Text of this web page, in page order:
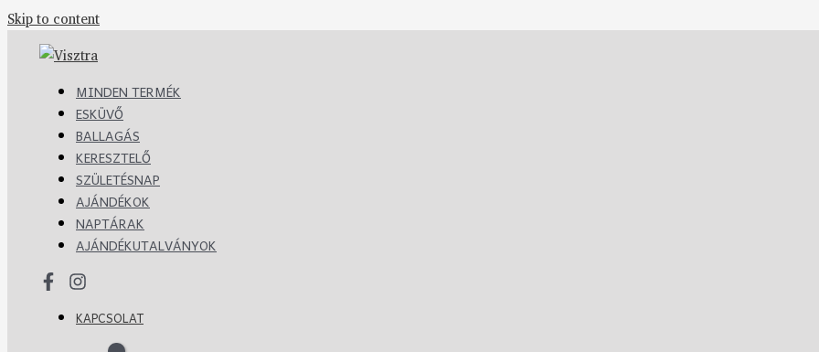
Skip to content
MINDEN TERMÉK
ESKÜVŐ
BALLAGÁS
KERESZTELŐ
SZÜLETÉSNAP
AJÁNDÉKOK
NAPTÁRAK
AJÁNDÉKUTALVÁNYOK
KAPCSOLAT